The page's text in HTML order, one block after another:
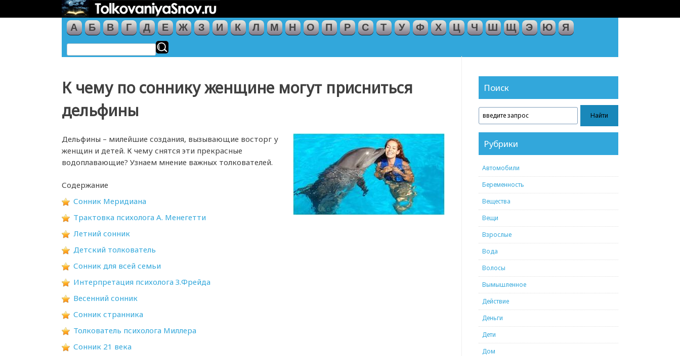
А Б В Г Д Е Ж З И К Л М Н О П Р С Т У Ф Х Ц Ч Ш Щ Э Ю Я
К чему по соннику женщине могут присниться
дельфины
Дельфины – милейшие создания, вызывающие восторг у
женщин и детей. К чему снятся эти прекрасные
водоплавающие? Узнаем мнение важных толкователей.
Содержание
Сонник Меридиана
Трактовка психолога А. Менегетти
Летний сонник
Детский толкователь
Сонник для всей семьи
Интерпретация психолога З.Фрейда
Весенний сонник
Сонник странника
Толкователь психолога Миллера
Сонник 21 века
Поиск
Рубрики
Автомобили
Беременность
Вещества
Вещи
Взрослые
Вода
Волосы
Вымышленное
Действие
Деньги
Дети
Дом